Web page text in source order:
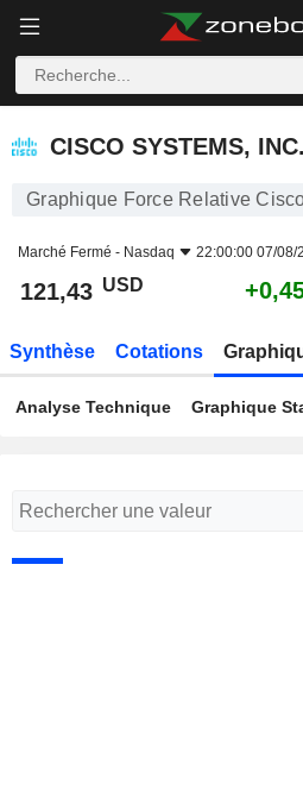
CISCO SYSTEMS, INC.
CISCO SYSTEMS, INC.
Graphique Force Relative
Marché Fermé - Nasdaq 22:00:00 07/08/
121,43 USD
Synthèse Cotations
Analyse Technique Graphique